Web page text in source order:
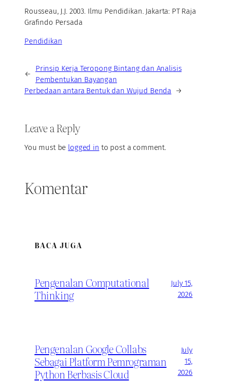
Rousseau, J.J. 2003. Ilmu Pendidikan. Jakarta: PT Raja
Grafindo Persada
Pendidikan
←
Prinsip Kerja Teropong Bintang dan Analisis
Pembentukan Bayangan
Perbedaan antara Bentuk dan Wujud Benda
→
Leave a Reply
You must be logged in to post a comment.
Komentar
BACA JUGA
Pengenalan Computational
Thinking
July 15,
2026
Pengenalan Google Collabs
Sebagai Platform Pemrograman
Python Berbasis Cloud
July
15,
2026